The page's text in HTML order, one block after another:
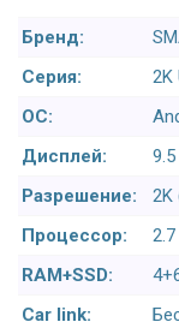
Бренд:
Серия:
2K
ОС:
Дисплей:
Разрешение:
2K
Процессор:
RAM+SSD:
Car link: